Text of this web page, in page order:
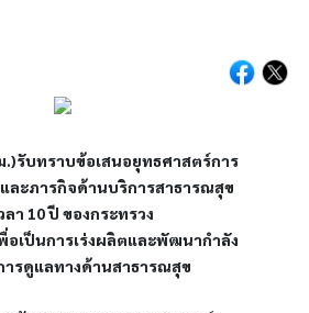
รับทราบข้อเสนอยุทธศาสตร์การ
ละภารกิจด้านบริการสาธารณสุข
า 10 ปี ของกระทรวง
อเป็นการเร่งผลิตและพัฒนากําลัง
รดูแลทางด้านสาธารณสุข